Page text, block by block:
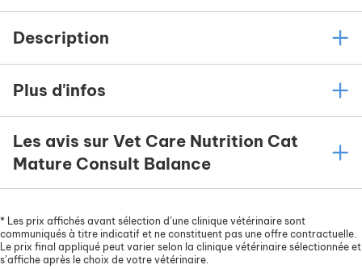
Description
Plus d'infos
Les avis sur Vet Care Nutrition Cat
Mature Consult Balance
* Les prix affichés avant sélection d’une clinique vétérinaire sont
communiqués à titre indicatif et ne constituent pas une offre contractuelle.
Le prix final appliqué peut varier selon la clinique vétérinaire sélectionnée et
s’affiche après le choix de votre vétérinaire.